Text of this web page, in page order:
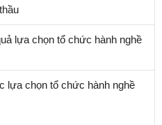
lựa chọn tổ chức hành nghề
lựa chọn tổ chức hành nghề
lựa chọn tổ chức hành